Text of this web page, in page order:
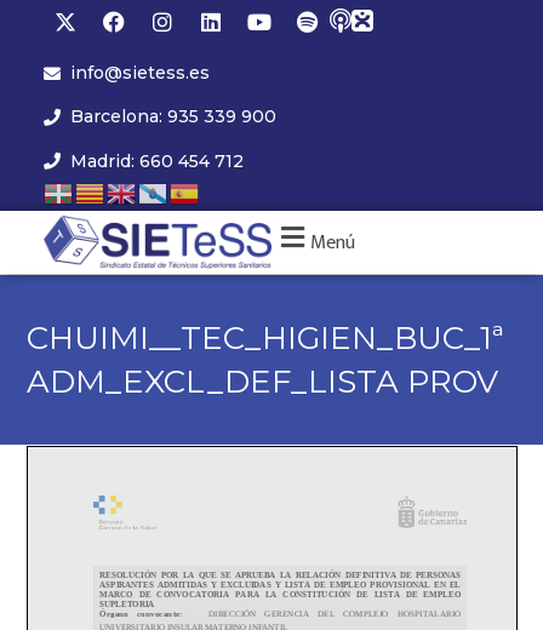
info@sietess.es
Barcelona: 935 339 900
Madrid: 660 454 712
Menú
CHUIMI__TEC_HIGIEN_BUC_1ª
ADM_EXCL_DEF_LISTA PROV